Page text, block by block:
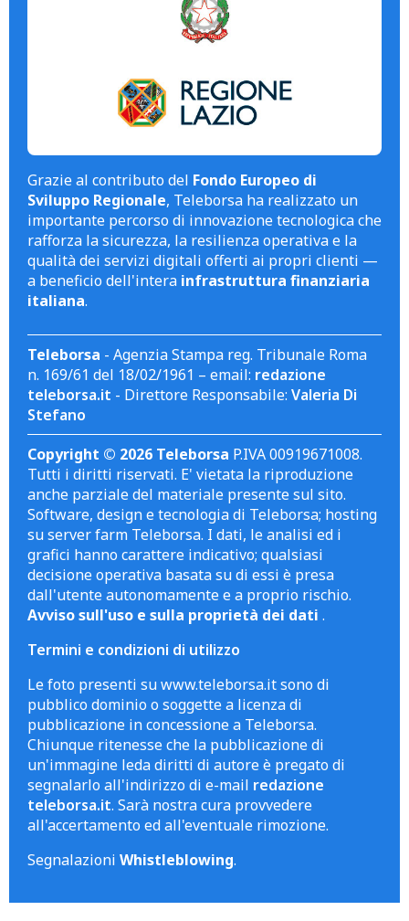
Grazie al contributo del Fondo Europeo di
Sviluppo Regionale, Teleborsa ha realizzato un
importante percorso di innovazione tecnologica che
rafforza la sicurezza, la resilienza operativa e la
qualità dei servizi digitali offerti ai propri clienti —
a beneficio dell'intera infrastruttura finanziaria
italiana.
Teleborsa - Agenzia Stampa reg. Tribunale Roma
n. 169/61 del 18/02/1961 – email: redazione
teleborsa.it - Direttore Responsabile: Valeria Di
Stefano
Copyright © 2026 Teleborsa P.IVA 00919671008.
Tutti i diritti riservati. E' vietata la riproduzione
anche parziale del materiale presente sul sito.
Software, design e tecnologia di Teleborsa; hosting
su server farm Teleborsa. I dati, le analisi ed i
grafici hanno carattere indicativo; qualsiasi
decisione operativa basata su di essi è presa
dall'utente autonomamente e a proprio rischio.
Avviso sull'uso e sulla proprietà dei dati .
Termini e condizioni di utilizzo
Le foto presenti su www.teleborsa.it sono di
pubblico dominio o soggette a licenza di
pubblicazione in concessione a Teleborsa.
Chiunque ritenesse che la pubblicazione di
un'immagine leda diritti di autore è pregato di
segnalarlo all'indirizzo di e-mail redazione
teleborsa.it. Sarà nostra cura provvedere
all'accertamento ed all'eventuale rimozione.
Segnalazioni Whistleblowing.